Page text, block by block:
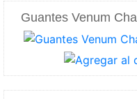
Guantes Venum